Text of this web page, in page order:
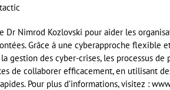
Dr Nimrod Kozlovski pour aider les
Grâce à une cyberapproche flexible
gestion des cyber-crises, les processus
de collaborer efficacement, en utilisant
Pour plus d’informations, visitez :